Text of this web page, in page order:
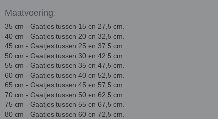
Maatvoering:
35 cm - Gaatjes tussen 15 en 27,5 cm.
40 cm - Gaatjes tussen 20 en 32,5 cm.
45 cm - Gaatjes tussen 25 en 37,5 cm.
50 cm - Gaatjes tussen 30 en 42,5 cm.
55 cm - Gaatjes tussen 35 en 47,5 cm.
60 cm - Gaatjes tussen 40 en 52,5 cm.
65 cm - Gaatjes tussen 45 en 57,5 cm.
70 cm - Gaatjes tussen 50 en 62,5 cm.
75 cm - Gaatjes tussen 55 en 67,5 cm.
80 cm - Gaatjes tussen 60 en 72,5 cm.